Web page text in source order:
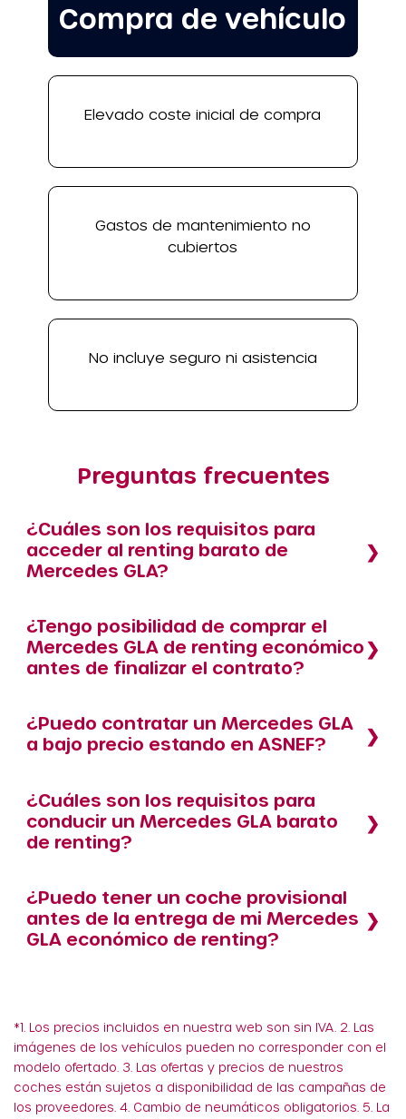
Compra de vehículo
Elevado coste inicial de compra
Gastos de mantenimiento no
cubiertos
No incluye seguro ni asistencia
Preguntas frecuentes
¿Cuáles son los requisitos para
acceder al renting barato de
Mercedes GLA?
¿Tengo posibilidad de comprar el
Mercedes GLA de renting económico
antes de finalizar el contrato?
¿Puedo contratar un Mercedes GLA
a bajo precio estando en ASNEF?
¿Cuáles son los requisitos para
conducir un Mercedes GLA barato
de renting?
¿Puedo tener un coche provisional
antes de la entrega de mi Mercedes
GLA económico de renting?
*1. Los precios incluidos en nuestra web son sin IVA. 2. Las
imágenes de los vehículos pueden no corresponder con el
modelo ofertado. 3. Las ofertas y precios de nuestros
coches están sujetos a disponibilidad de las campañas de
los proveedores. 4. Cambio de neumáticos obligatorios. 5. La